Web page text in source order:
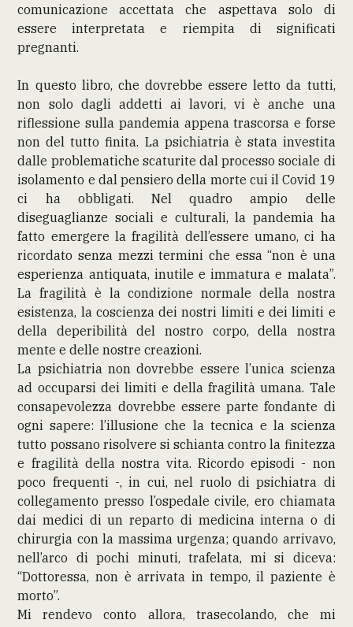
comunicazione accettata che aspettava solo di
essere interpretata e riempita di significati
pregnanti.
In questo libro, che dovrebbe essere letto da tutti,
non solo dagli addetti ai lavori, vi è anche una
riflessione sulla pandemia appena trascorsa e forse
non del tutto finita. La psichiatria è stata investita
dalle problematiche scaturite dal processo sociale di
isolamento e dal pensiero della morte cui il Covid 19
ci ha obbligati. Nel quadro ampio delle
diseguaglianze sociali e culturali, la pandemia ha
fatto emergere la fragilità dell’essere umano, ci ha
ricordato senza mezzi termini che essa “non è una
esperienza antiquata, inutile e immatura e malata”.
La fragilità è la condizione normale della nostra
esistenza, la coscienza dei nostri limiti e dei limiti e
della deperibilità del nostro corpo, della nostra
mente e delle nostre creazioni.
La psichiatria non dovrebbe essere l’unica scienza
ad occuparsi dei limiti e della fragilità umana. Tale
consapevolezza dovrebbe essere parte fondante di
ogni sapere: l’illusione che la tecnica e la scienza
tutto possano risolvere si schianta contro la finitezza
e fragilità della nostra vita. Ricordo episodi - non
poco frequenti -, in cui, nel ruolo di psichiatra di
collegamento presso l’ospedale civile, ero chiamata
dai medici di un reparto di medicina interna o di
chirurgia con la massima urgenza; quando arrivavo,
nell’arco di pochi minuti, trafelata, mi si diceva:
“Dottoressa, non è arrivata in tempo, il paziente è
morto”.
Mi rendevo conto allora, trasecolando, che mi